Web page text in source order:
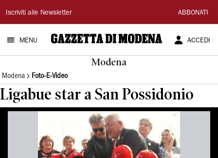
Gazzetta
di
Modena
Iscriviti alle Newsletter ABBONATI
MENU ACCEDI
Modena
Modena Foto-E-Video
Ligabue star a San Possidonio